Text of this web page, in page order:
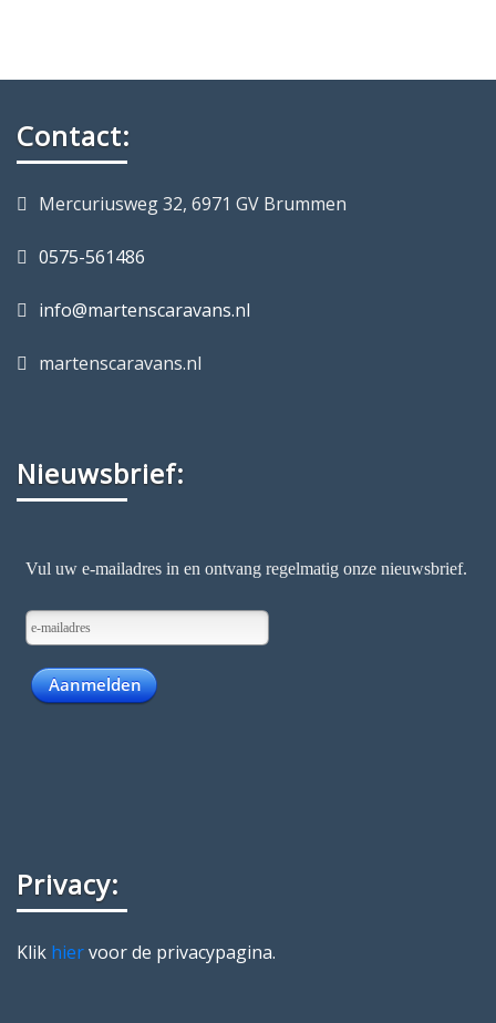
Contact:
Mercuriusweg 32, 6971 GV Brummen
0575-561486
info@martenscaravans.nl
martenscaravans.nl
Nieuwsbrief:
Privacy:
Klik hiervoor de privacypagina.